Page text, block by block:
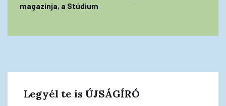
magazinja, a Stúdium
Legyél te is ÚJSÁGÍRÓ